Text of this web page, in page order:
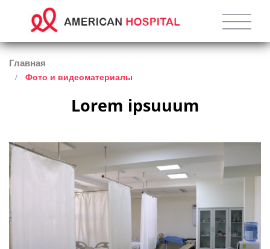
Главная
Фото и видеоматериалы
Lorem ipsuuum